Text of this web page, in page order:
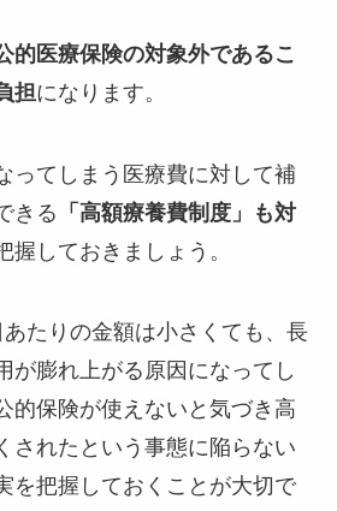
的医療保険の対象外であるこ
担になります。
ってしまう医療費に対して補
きる 「高額療養費制度」も対
握しておきましょう。
たりの金額は小さくても、長
が膨れ上がる原因になってし
的保険が使えないと気づき高
されたという事態に陥らない
を把握しておくことが大切で